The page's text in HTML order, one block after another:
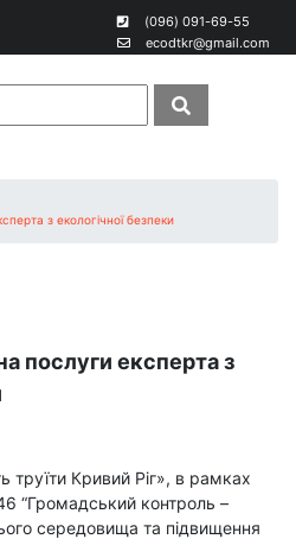
(096) 091-69-55
ecodtkr@gmail.com
з екологічної безпеки
послуги експерта з
труїти Кривий Ріг», в рамках
“Громадський контроль –
середовища та підвищення